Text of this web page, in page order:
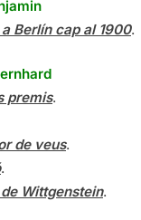
Berlín cap al 1900.
premis.
de veus.
.
Wittgenstein.